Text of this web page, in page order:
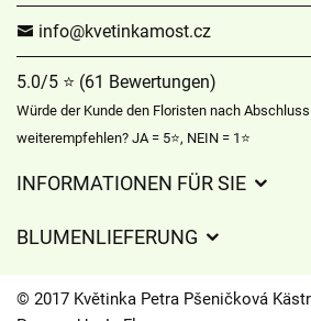
info@kvetinkamost.cz
5.0/5 ⭐ (61 Bewertungen)
Würde der Kunde den Floristen nach
weiterempfehlen? JA = 5⭐, NEIN = 1⭐
INFORMATIONEN FÜR SIE
Lieferzeiten für Blumen – Übersicht
BLUMENLIEFERUNG
Wohin wir Blumen liefern
© 2017 Květinka Petra Pšeničková